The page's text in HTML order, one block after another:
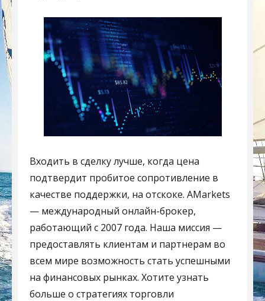
Входить в сделку лучше, когда цена
подтвердит пробитое сопротивление в
качестве поддержки, на отскоке. AMarkets
— международный онлайн-брокер,
работающий с 2007 года. Наша миссия —
предоставлять клиентам и партнерам во
всем мире возможность стать успешными
на финансовых рынках. Хотите узнать
больше о стратегиях торговли